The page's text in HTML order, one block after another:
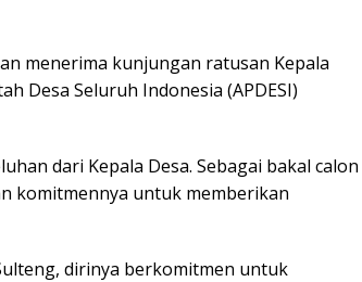
menerima kunjungan ratusan Kepala
Desa Seluruh Indonesia (APDESI)
dari Kepala Desa. Sebagai bakal calon
komitmennya untuk memberikan
dirinya berkomitmen untuk